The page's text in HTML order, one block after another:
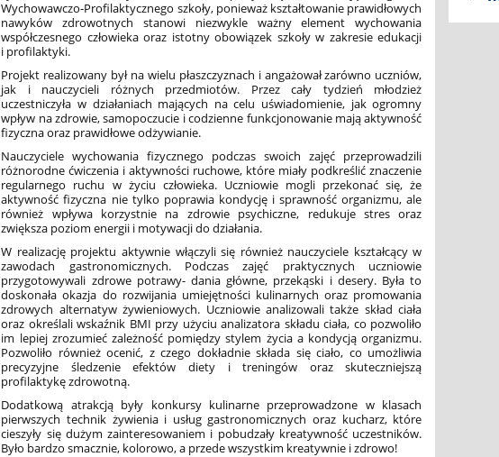
Wychowawczo-Profilaktycznego szkoły, ponieważ kształtowanie prawidłowych
nawyków zdrowotnych stanowi niezwykle ważny element wychowania
współczesnego człowieka oraz istotny obowiązek szkoły w zakresie edukacji
i profilaktyki.
Projekt realizowany był na wielu płaszczyznach i angażował zarówno uczniów,
jak i nauczycieli różnych przedmiotów. Przez cały tydzień młodzież
uczestniczyła w działaniach mających na celu uświadomienie, jak ogromny
wpływ na zdrowie, samopoczucie i codzienne funkcjonowanie mają aktywność
fizyczna oraz prawidłowe odżywianie.
Nauczyciele wychowania fizycznego podczas swoich zajęć przeprowadzili
różnorodne ćwiczenia i aktywności ruchowe, które miały podkreślić znaczenie
regularnego ruchu w życiu człowieka. Uczniowie mogli przekonać się, że
aktywność fizyczna nie tylko poprawia kondycję i sprawność organizmu, ale
również wpływa korzystnie na zdrowie psychiczne, redukuje stres oraz
zwiększa poziom energii i motywacji do działania.
W realizację projektu aktywnie włączyli się również nauczyciele kształcący w
zawodach gastronomicznych. Podczas zajęć praktycznych uczniowie
przygotowywali zdrowe potrawy- dania główne, przekąski i desery. Była to
doskonała okazja do rozwijania umiejętności kulinarnych oraz promowania
zdrowych alternatyw żywieniowych. Uczniowie analizowali także skład ciała
oraz określali wskaźnik BMI przy użyciu analizatora składu ciała, co pozwoliło
im lepiej zrozumieć zależność pomiędzy stylem życia a kondycją organizmu.
Pozwoliło również ocenić, z czego dokładnie składa się ciało, co umożliwia
precyzyjne śledzenie efektów diety i treningów oraz skuteczniejszą
profilaktykę zdrowotną.
Dodatkową atrakcją były konkursy kulinarne przeprowadzone w klasach
pierwszych technik żywienia i usług gastronomicznych oraz kucharz, które
cieszyły się dużym zainteresowaniem i pobudzały kreatywność uczestników.
Było bardzo smacznie, kolorowo, a przede wszystkim kreatywnie i zdrowo!